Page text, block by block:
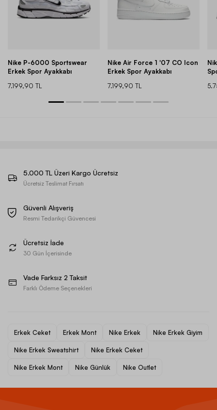
Nike P-6000 Sportswear
Erkek Spor Ayakkabı
7.199,90 TL
Nike Air Force 1 '07 CO Icon
Erkek Spor Ayakkabı
7.199,90 TL
5.000 TL Üzeri Kargo Ücretsiz
Ücretsiz Teslimat Fırsatı
Güvenli Alışveriş
Resmi Tedarikçi Güvencesi
Ücretsiz İade
30 Gün İçerisinde
Vade Farksız 2 Taksit
Farklı Ödeme Seçenekleri
Erkek Ceket Erkek Mont Nike Erkek Nike Erkek Giyim
Nike Erkek Sweatshirt Nike Erkek Ceket
Nike Erkek Mont Nike Günlük Nike Outlet